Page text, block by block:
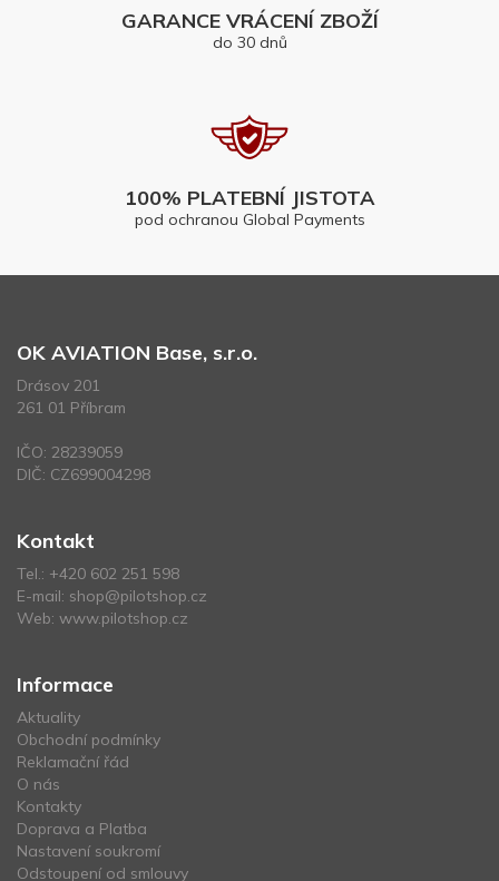
GARANCE VRÁCENÍ ZBOŽÍ
do 30 dnů
100% PLATEBNÍ JISTOTA
pod ochranou Global Payments
OK AVIATION Base, s.r.o.
Drásov 201
261 01 Příbram
IČO: 28239059
DIČ: CZ699004298
Kontakt
Tel.: +420 602 251 598
E-mail: shop@pilotshop.cz
Web: www.pilotshop.cz
Informace
Aktuality
Obchodní podmínky
Reklamační řád
O nás
Kontakty
Doprava a Platba
Nastavení soukromí
Odstoupení od smlouvy